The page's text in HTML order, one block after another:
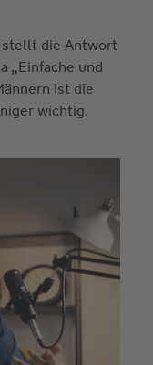
die Antwort
„Einfache und
ist die
wichtig.